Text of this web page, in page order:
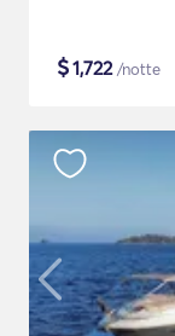
$1,722/notte